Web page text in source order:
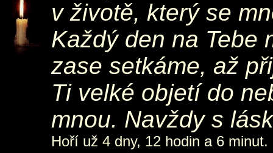
v životě, který se
Každý den na Tebe
zase setkáme, až
Ti velké objetí do
mnou. Navždy s
Hoří už 4 dny, 12 hodin a 6 minut.